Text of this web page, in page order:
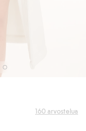
160 arvostelua